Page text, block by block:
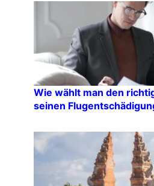
Wie wählt man den
seinen